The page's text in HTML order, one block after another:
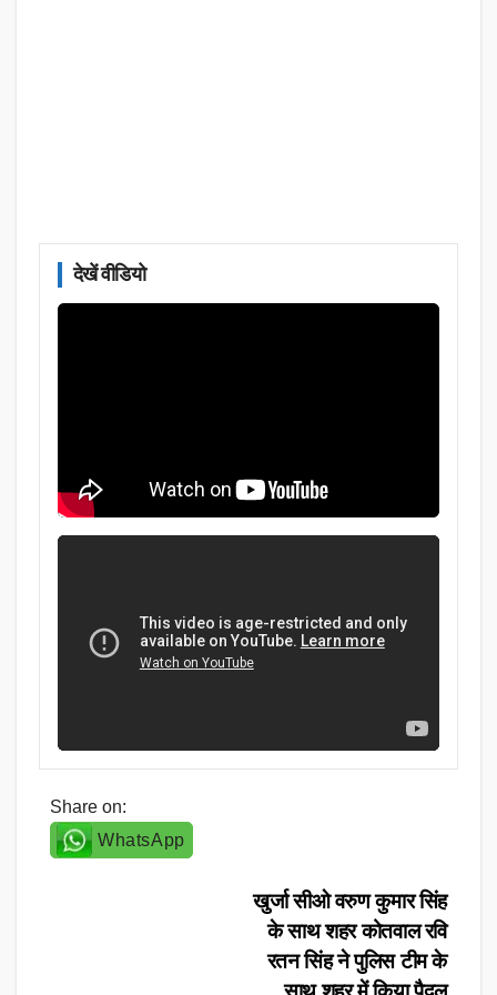
देखें वीडियो
Share on:
WhatsApp
खुर्जा सीओ वरुण कुमार सिंह
के साथ शहर कोतवाल रवि
रतन सिंह ने पुलिस टीम के